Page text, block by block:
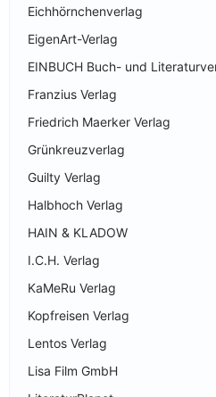
Eichhörnchenverlag
EigenArt-Verlag
EINBUCH Buch- und
Franzius Verlag
Friedrich Maerker Verlag
Grünkreuzverlag
Guilty Verlag
Halbhoch Verlag
HAIN & KLADOW
I.C.H. Verlag
KaMeRu Verlag
Kopfreisen Verlag
Lentos Verlag
Lisa Film GmbH